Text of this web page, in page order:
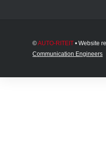
©AUTO-RITEIT • Website
Communication Engineers